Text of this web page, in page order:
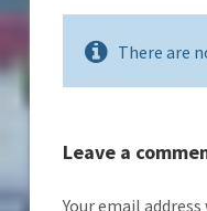
There are
Leave a
Your email